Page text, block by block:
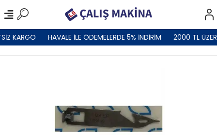
KARGO HAVALE İLE ÖDEMELERDE 5% İNDİRİM 2000 TL